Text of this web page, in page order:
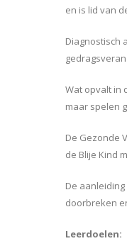
en is lid van
Diagnostisch
Wat opvalt in
maar spelen
De Gezonde
de Blije Kind
De
doorbreken
Leerdoelen: